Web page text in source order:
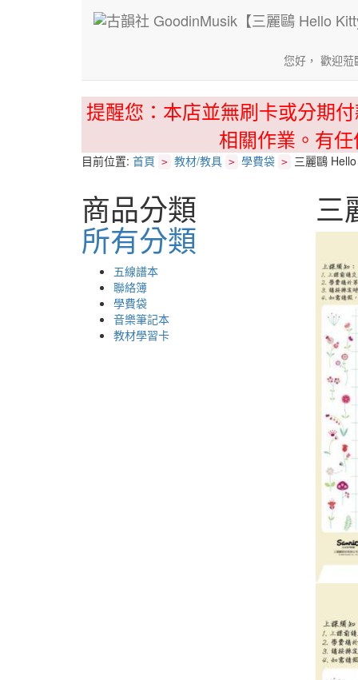
您好， 歡迎
提醒您：本店並無刷卡或分期
相關作業。有
目前位置: 首頁 > 教材/教具 > 學費袋 > 三麗鷗
商品分類
所有分類
五線譜本
聯絡簿
學費袋
音樂筆記本
教材學習卡
三